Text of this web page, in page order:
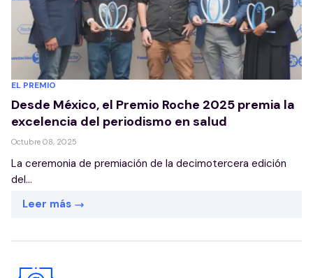
EL PREMIO
Desde México, el Premio Roche 2025 premia la
excelencia del periodismo en salud
Octubre 08, 2025
La ceremonia de premiación de la decimotercera edición
del...
Leer más